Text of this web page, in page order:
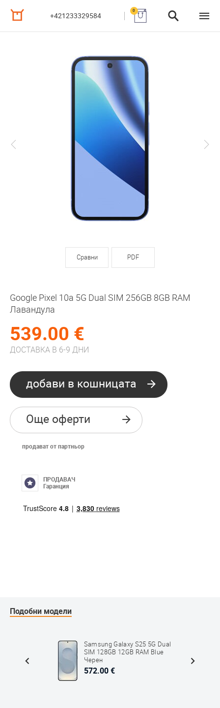
+421233329584
0
Сравни PDF
Google Pixel 10a 5G Dual SIM 256GB 8GB RAM
Лавандула
539.00 €
ДОСТАВКА В 6-9 ДНИ
добави в кошницата
Още оферти
продават от партньор
ПРОДАВАЧ
Гаранция
Подобни модели
Samsung Galaxy S25 5G Dual
SIM 128GB 12GB RAM Blue
Черен
572.00 €